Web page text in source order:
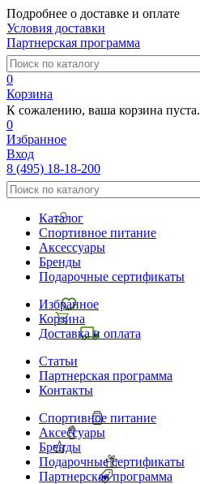
Подробнее о доставке и оплате
Условия доставки
Партнерская программа
0
Корзина
К сожалению, ваша корзина пуста.
0
Избранное
Вход
8 (495) 18-18-200
Каталог
Спортивное питание
Аксессуары
Бренды
Подарочные сертификаты
Избранное
Корзина
Доставка и оплата
Статьи
Партнерская программа
Контакты
Спортивное питание
Аксессуары
Бренды
Подарочные сертификаты
Партнерская программа